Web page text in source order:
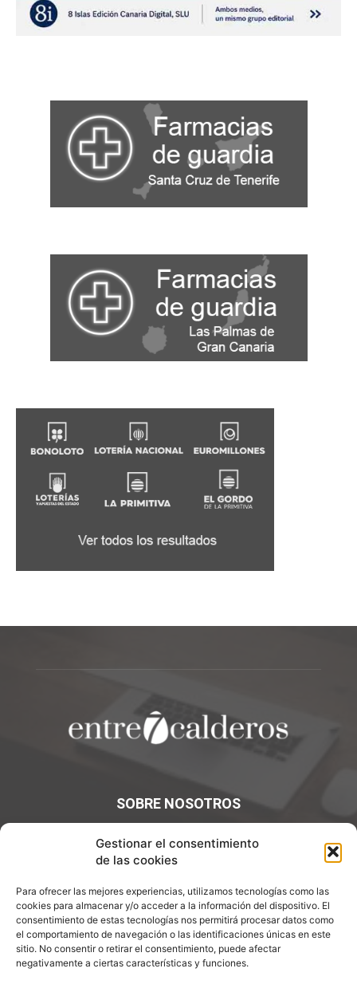
Gestionar el consentimiento
de las cookies
Para ofrecer las mejores experiencias, utilizamos tecnologías como las
cookies para almacenar y/o acceder a la información del dispositivo. El
consentimiento de estas tecnologías nos permitirá procesar datos como
el comportamiento de navegación o las identificaciones únicas en este
sitio. No consentir o retirar el consentimiento, puede afectar
negativamente a ciertas características y funciones.
SOBRE NOSOTROS
¡Bienvenidos a Entre7Calderos.com, el lugar donde la
gastronomía y la cultura culinaria se encuentran! Sumérgete
Contáctanos:info@entre7calderos.com
SÍGUENOS